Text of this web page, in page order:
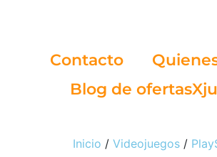
Contacto
Blog de
Inicio / Videojuegos /